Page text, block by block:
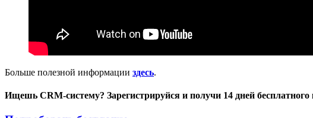
Больше полезной информации здесь.
Ищешь CRM-систему? Зарегистрируйся и получи 14 дней